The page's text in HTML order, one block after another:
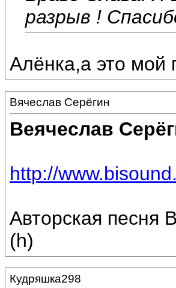
разрыв !
Алёнка,а это мой
Вячеслав Серёгин
Веячеслав
http://
Авторская песня
(h)
Кудряшка298